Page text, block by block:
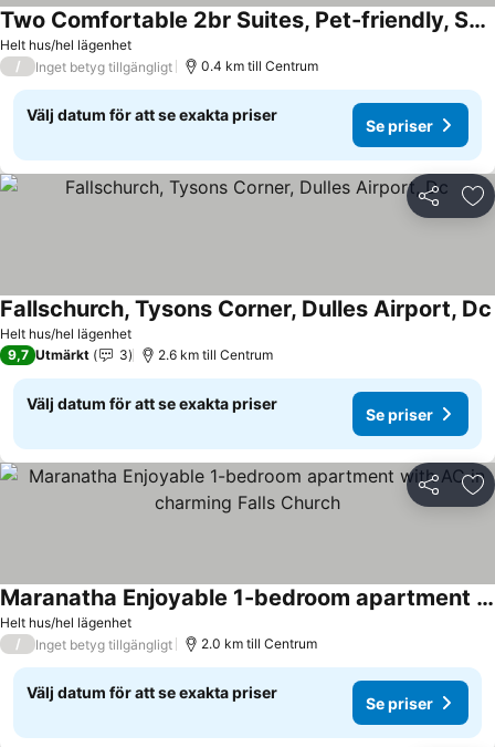
Helt hus/hel lägenhet
Two Comfortable 2br Suites, Pet-friendly, Short Drive To The White House!
Se priser
/ Inget betyg tillgängligt 0.4 km till Centrum
Välj datum för att se exakta priser
Se priser
Dela
Helt hus/hel lägenhet
Fallschurch, Tysons Corner, Dulles Airport, Dc
9,7 Utmärkt 3 2.6 km till Centrum
Välj datum för att se exakta priser
Se priser
Dela
Helt hus/hel lägenhet
Maranatha Enjoyable 1-bedroom apartment with AC in charming Falls Church
Se priser
/ Inget betyg tillgängligt 2.0 km till Centrum
Välj datum för att se exakta priser
Se priser